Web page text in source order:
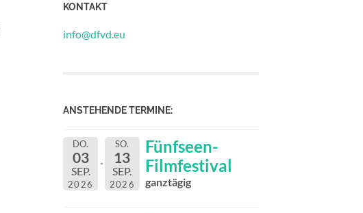
KONTAKT
info@dfvd.eu
ANSTEHENDE TERMINE:
DO.
03
SEP.
2026
SO.
13
SEP.
2026
Fünfseen-
Filmfestival
ganztägig